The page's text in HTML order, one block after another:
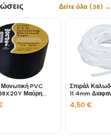
Δείτε όλα (38) →
Μονωτική PVC
Μαύρη
Σπιράλ
11.4mm
CHS
4,50€